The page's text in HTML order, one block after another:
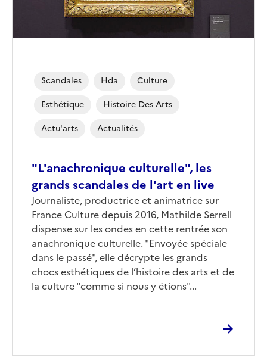
"L'anachronique culturelle", les
grands scandales de l'art en live
Journaliste, productrice et animatrice sur
France Culture depuis 2016, Mathilde Serrell
dispense sur les ondes en cette rentrée son
anachronique culturelle. "Envoyée spéciale
dans le passé", elle décrypte les grands
chocs esthétiques de l’histoire des arts et de
la culture "comme si nous y étions"...
Scandales Hda
Culture
Esthétique
Histoire Des Arts
Actu'arts
Actualités